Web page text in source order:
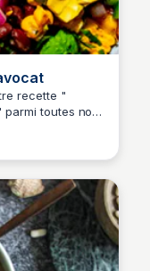
recette "
toutes nos